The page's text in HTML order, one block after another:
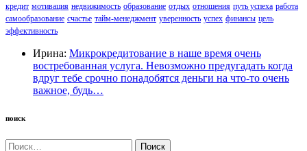
кредит мотивация недвижимость образование отдых отношения путь успеха работа
самообразование счастье тайм-менеджмент уверенность успех финансы цель
эффективность
Ирина: Микрокредитование в наше время очень
востребованная услуга. Невозможно предугадать когда
вдруг тебе срочно понадобятся деньги на что-то очень
важное, будь…
поиск
Найти: